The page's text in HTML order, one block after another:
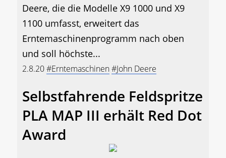
Deere, die die Modelle X9 1000 und X9
1100 umfasst, erweitert das
Erntemaschinenprogramm nach oben
und soll höchste...
2.8.20#Erntemaschinen#John Deere
Selbstfahrende Feldspritze
PLA MAP III erhält Red Dot
Award